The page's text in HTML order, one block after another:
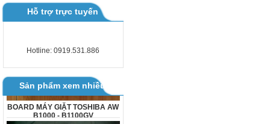
Hỗ trợ trực tuyến
Hotline: 0919.531.886
Sản phẩm xem nhiều
BOARD MÁY GIẶT TOSHIBA AW
B1000 - B1100GV